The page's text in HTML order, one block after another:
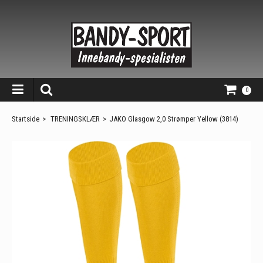
0
Startside > TRENINGSKLÆR > JAKO Glasgow 2,0 Strømper Yellow (3814)